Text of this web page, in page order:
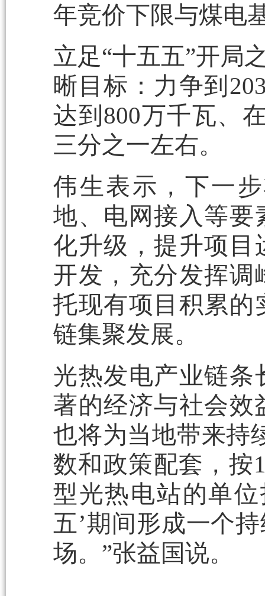
年竞价下限与煤电
立足“十五五”开局
晰目标：力争到
达到800万千瓦、
三分之一左右。
伟生表示，下一
地、电网接入等要
化升级，提升项目
开发，充分发挥调
托现有项目积累的
链集聚发展。
光热发电产业链条
著的经济与社会效
也将为当地带来持
数和政策配套，按
型光热电站的单
五’期间形成一个
场。”张益国说。